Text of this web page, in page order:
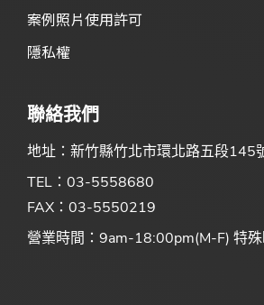
案例照片使用許可
隱私權
聯絡我們
地址：新竹縣竹北市環北路五段145
TEL：03-5558680
FAX：03-5550219
營業時間：9am-18:00pm(M-F) 特